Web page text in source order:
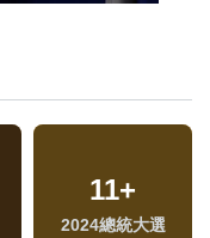
11+
2024總統大選